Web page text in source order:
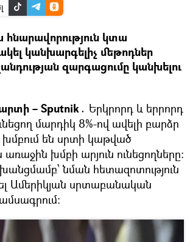
կտա
կանխարգելիչ մեթոդներ
զարգացումը կանխելու
– Sputnik․ Երկրորդ և երրորդ
մարդիկ 8%-ով ավելի բարձր
խմբում են սրտի կաթված
խմբի արյուն ունեցողները։
նման հետազոտություն
Ամերիկյան սրտաբանական